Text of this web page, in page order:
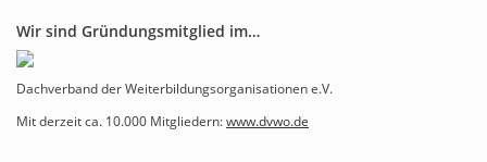
Wir sind Gründungsmitglied im…
Dachverband der Weiterbildungsorganisationen e.V.
Mit derzeit ca. 10.000 Mitgliedern:www.dvwo.de